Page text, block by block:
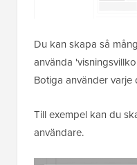
Du kan skapa så
använda
Botiga använder varje
Till exempel kan du
användare.